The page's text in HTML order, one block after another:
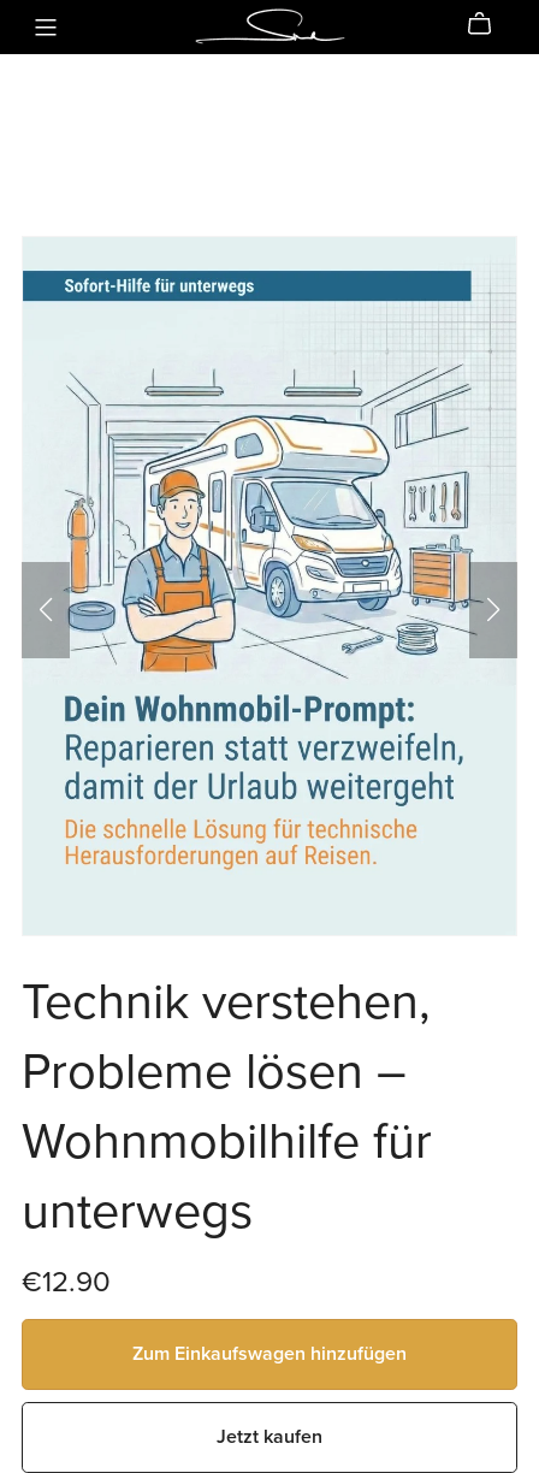
Technik verstehen,
Probleme lösen –
Wohnmobilhilfe für
unterwegs
€12.90
Zum Einkaufswagen hinzufügen
Jetzt kaufen